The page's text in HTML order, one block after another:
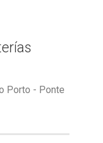
Porto - Ponte